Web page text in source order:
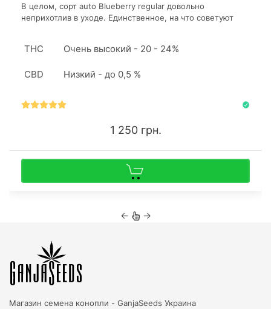
В целом, сорт auto Blueberry regular довольно
неприхотлив в уходе. Единственное, на что советуют
THC Очень высокий - 20 - 24%
CBD Низкий - до 0,5 %
1 250 грн.
← →
Магазин семена конопли - GanjaSeeds Украина